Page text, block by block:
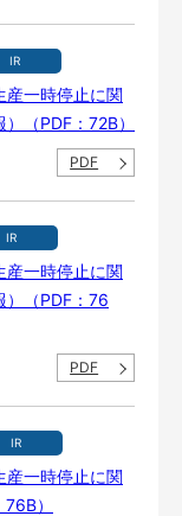
IR
産一時停止に関
（PDF：72B）
PDF
IR
産一時停止に関
）（PDF：76
PDF
IR
産一時停止に関
）